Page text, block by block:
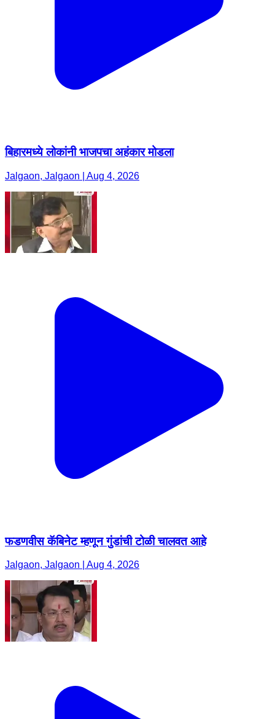
बिहारमध्ये लोकांनी भाजपचा अहंकार मोडला
Jalgaon, Jalgaon | Aug 4, 2026
फडणवीस कॅबिनेट म्हणून गुंडांची टोळी चालवत आहे
Jalgaon, Jalgaon | Aug 4, 2026